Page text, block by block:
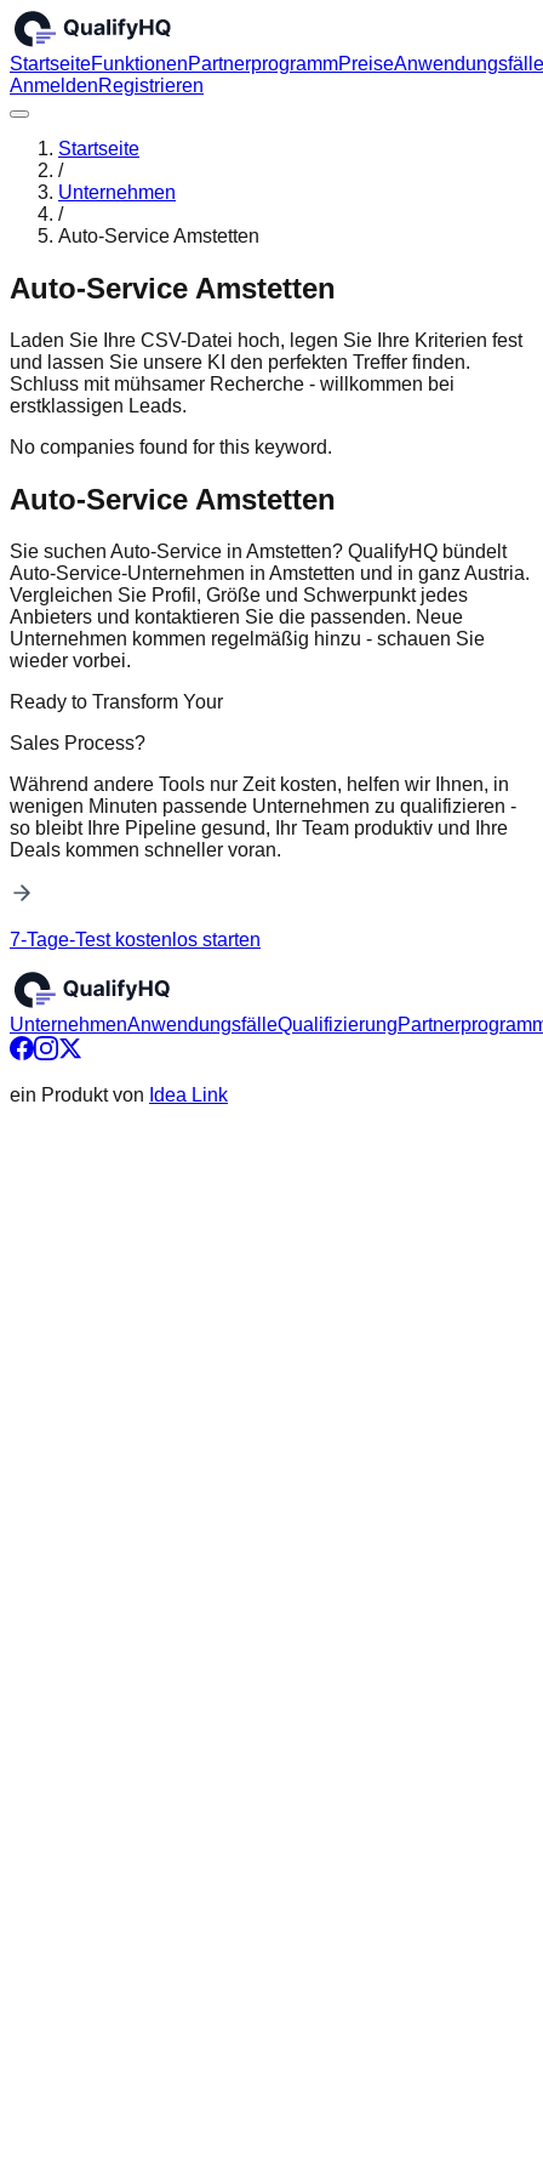
StartseiteFunktionenPartnerprogrammPreiseAnwendungsfälle
AnmeldenRegistrieren
Startseite
/
Unternehmen
/
Auto-Service Amstetten
Auto-Service Amstetten
Laden Sie Ihre CSV-Datei hoch, legen Sie Ihre Kriterien fest
und lassen Sie unsere KI den perfekten Treffer finden.
Schluss mit mühsamer Recherche - willkommen bei
erstklassigen Leads.
No companies found for this keyword.
Auto-Service Amstetten
Sie suchen Auto-Service in Amstetten? QualifyHQ bündelt
Auto-Service-Unternehmen in Amstetten und in ganz Austria.
Vergleichen Sie Profil, Größe und Schwerpunkt jedes
Anbieters und kontaktieren Sie die passenden. Neue
Unternehmen kommen regelmäßig hinzu - schauen Sie
wieder vorbei.
Ready to Transform Your
Sales Process?
Während andere Tools nur Zeit kosten, helfen wir Ihnen, in
wenigen Minuten passende Unternehmen zu qualifizieren -
so bleibt Ihre Pipeline gesund, Ihr Team produktiv und Ihre
Deals kommen schneller voran.
7-Tage-Test kostenlos starten
UnternehmenAnwendungsfälleQualifizierung
ein Produkt von Idea Link